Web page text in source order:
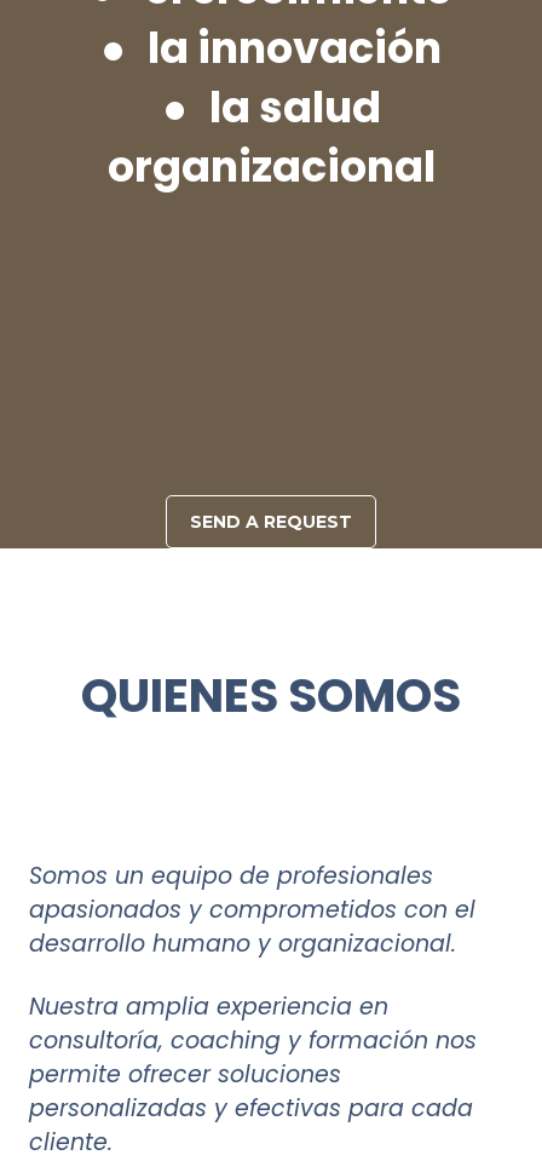
● la innovación
● la salud
organizacional
SEND A REQUEST
QUIENES SOMOS
Somos un equipo de profesionales
apasionados y comprometidos con el
desarrollo humano y organizacional.
Nuestra amplia experiencia en
consultoría, coaching y formación nos
permite ofrecer soluciones
personalizadas y efectivas para cada
cliente.